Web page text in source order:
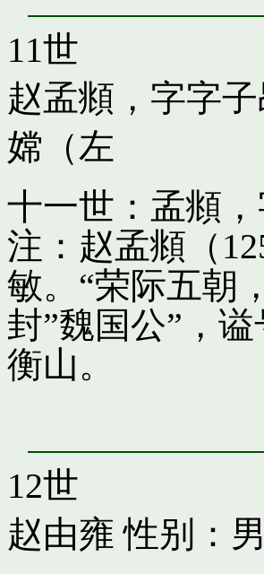
11世
赵孟頫，字字子
嫦（左
十一世：孟頫
注：赵孟頫（
敏。“荣际五朝
封”魏国公”，
衡山。
12世
赵由雍 性别：